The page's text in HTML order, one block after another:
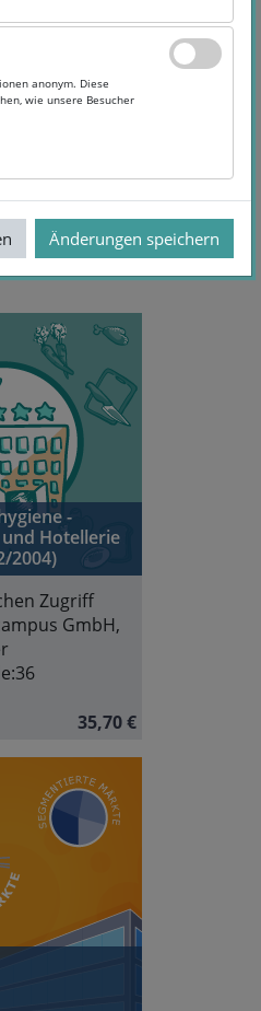
Sie andere
-
Hotellerie
2004)
Zugriff
GmbH,
36
35,70 €
anonym. Diese
wie unsere Besucher
Änderungen speichern
anonym. Diese
wie unsere Besucher
Änderungen speichern